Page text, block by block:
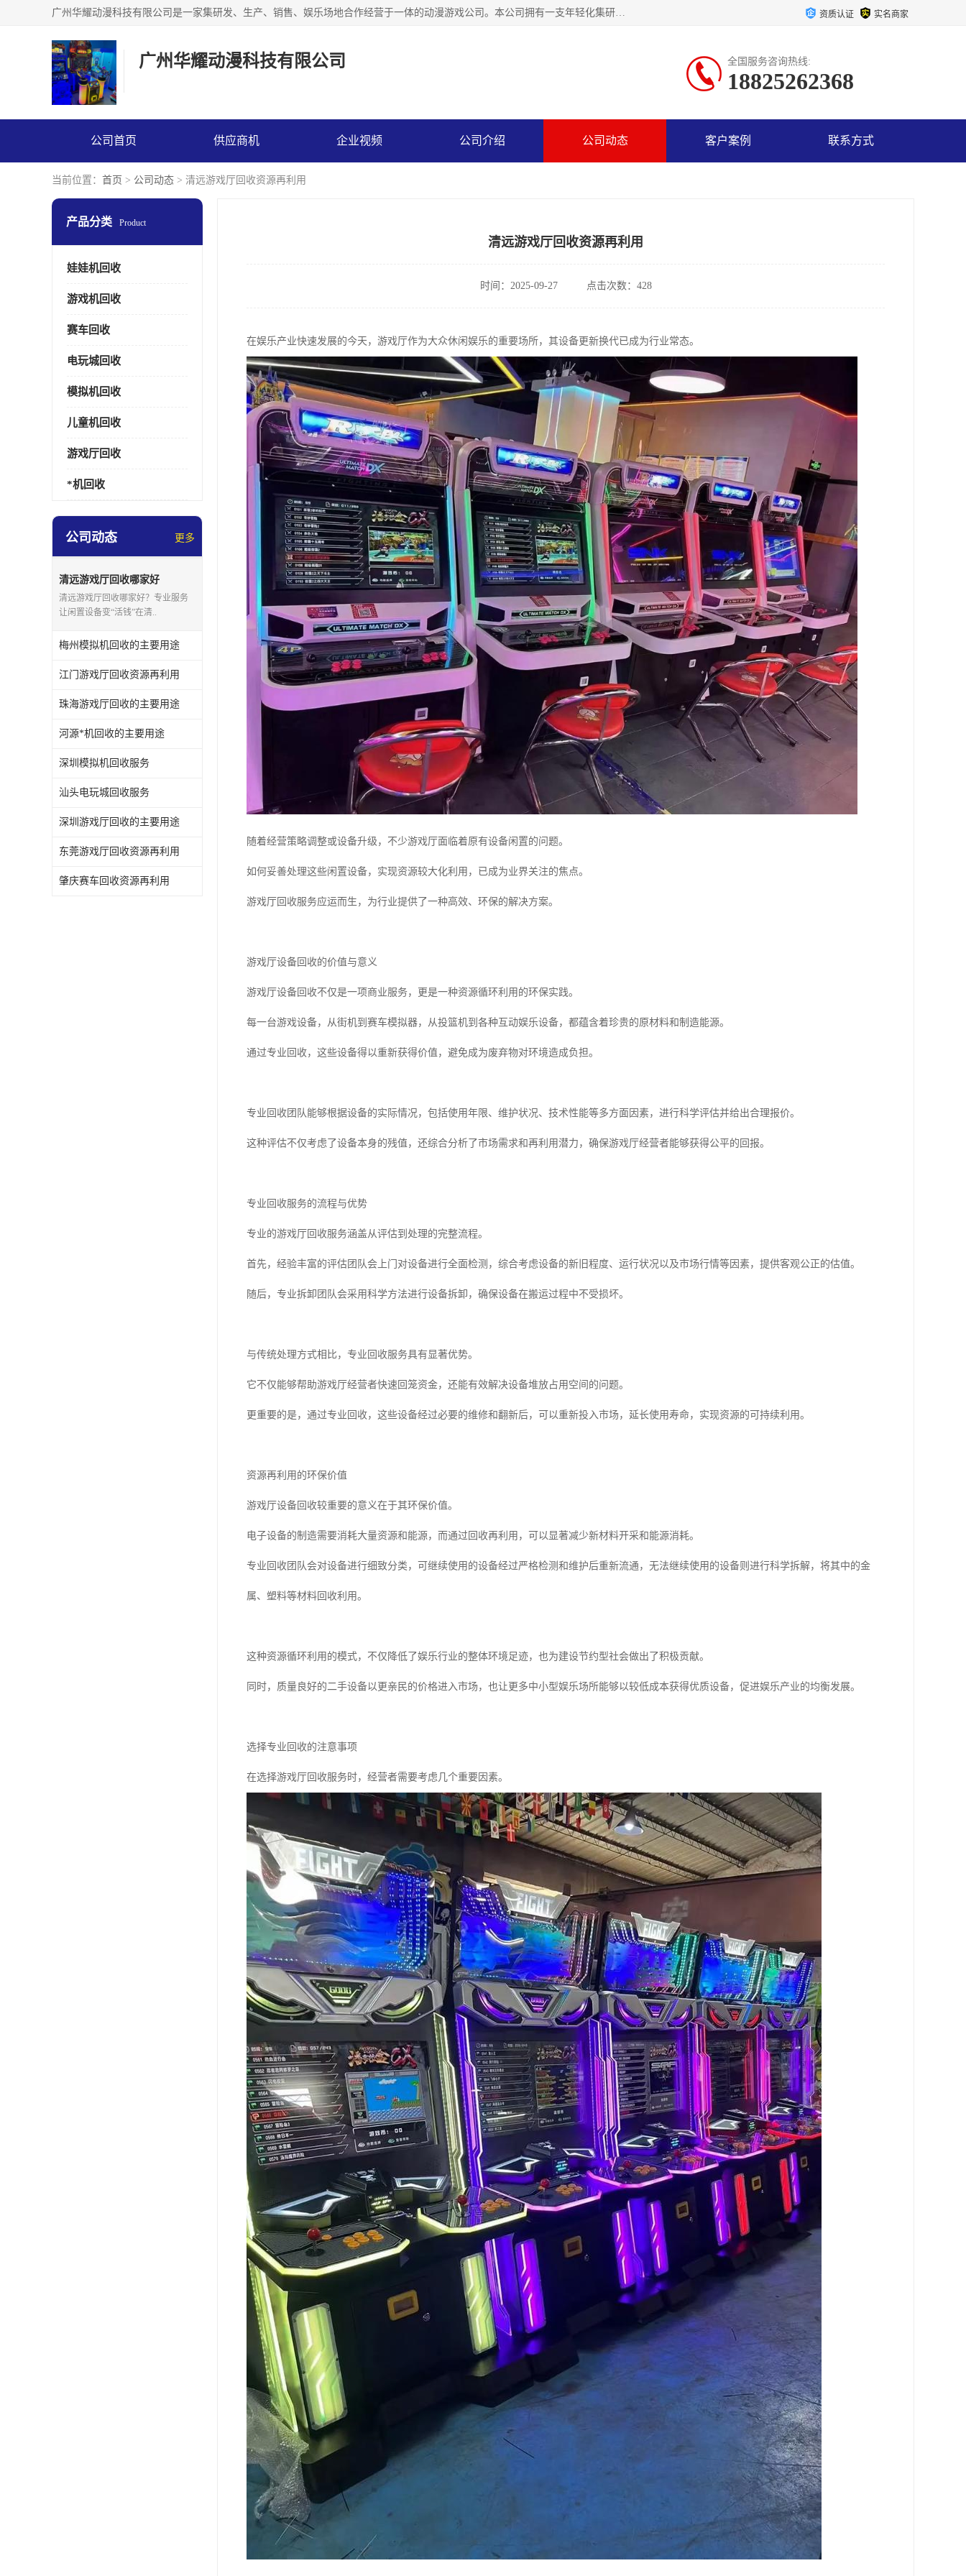
广州华耀动漫科技有限公司是一家集研发、生产、销售、娱乐场地合作经营于一体的动漫游戏公司。本公司拥有一支年轻化集研发生产到售后服务的队伍，及时地为客户提供、赚钱的产品。本公司以雄厚的实力、合理的价格、优良的服务与多家企业建立了长期的合作关系。热诚欢迎各界前来参观、考察、洽谈业务。目前公司经营的产品有：各种捕渔游戏机系列，大型模拟机系列、轮盘机系列、连线机系列、框体机系列、玛莉机系列等。 资质认证 实名商家
广州华耀动漫科技有限公司 全国服务咨询热线:
18825262368
公司首页 供应商机 企业视频 公司介绍 公司动态 客户案例 联系方式
当前位置： 首页 > 公司动态 > 清远游戏厅回收资源再利用
产品分类 Product
娃娃机回收
游戏机回收
赛车回收
电玩城回收
模拟机回收
儿童机回收
游戏厅回收
*机回收
公司动态 更多
清远游戏厅回收哪家好
清远游戏厅回收哪家好？专业服务
让闲置设备变“活钱”在清..
梅州模拟机回收的主要用途
江门游戏厅回收资源再利用
珠海游戏厅回收的主要用途
河源*机回收的主要用途
深圳模拟机回收服务
汕头电玩城回收服务
深圳游戏厅回收的主要用途
东莞游戏厅回收资源再利用
肇庆赛车回收资源再利用
清远游戏厅回收资源再利用
时间：2025-09-27 点击次数：428
在娱乐产业快速发展的今天，游戏厅作为大众休闲娱乐的重要场所，其设备更新换代已成为行业常态。
随着经营策略调整或设备升级，不少游戏厅面临着原有设备闲置的问题。
如何妥善处理这些闲置设备，实现资源较大化利用，已成为业界关注的焦点。
游戏厅回收服务应运而生，为行业提供了一种高效、环保的解决方案。
游戏厅设备回收的价值与意义
游戏厅设备回收不仅是一项商业服务，更是一种资源循环利用的环保实践。
每一台游戏设备，从街机到赛车模拟器，从投篮机到各种互动娱乐设备，都蕴含着珍贵的原材料和制造能源。
通过专业回收，这些设备得以重新获得价值，避免成为废弃物对环境造成负担。
专业回收团队能够根据设备的实际情况，包括使用年限、维护状况、技术性能等多方面因素，进行科学评估并给出合理报价。
这种评估不仅考虑了设备本身的残值，还综合分析了市场需求和再利用潜力，确保游戏厅经营者能够获得公平的回报。
专业回收服务的流程与优势
专业的游戏厅回收服务涵盖从评估到处理的完整流程。
首先，经验丰富的评估团队会上门对设备进行全面检测，综合考虑设备的新旧程度、运行状况以及市场行情等因素，提供客观公正的估值。
随后，专业拆卸团队会采用科学方法进行设备拆卸，确保设备在搬运过程中不受损坏。
与传统处理方式相比，专业回收服务具有显著优势。
它不仅能够帮助游戏厅经营者快速回笼资金，还能有效解决设备堆放占用空间的问题。
更重要的是，通过专业回收，这些设备经过必要的维修和翻新后，可以重新投入市场，延长使用寿命，实现资源的可持续利用。
资源再利用的环保价值
游戏厅设备回收较重要的意义在于其环保价值。
电子设备的制造需要消耗大量资源和能源，而通过回收再利用，可以显著减少新材料开采和能源消耗。
专业回收团队会对设备进行细致分类，可继续使用的设备经过严格检测和维护后重新流通，无法继续使用的设备则进行科学拆解，将其中的金
属、塑料等材料回收利用。
这种资源循环利用的模式，不仅降低了娱乐行业的整体环境足迹，也为建设节约型社会做出了积极贡献。
同时，质量良好的二手设备以更亲民的价格进入市场，也让更多中小型娱乐场所能够以较低成本获得优质设备，促进娱乐产业的均衡发展。
选择专业回收的注意事项
在选择游戏厅回收服务时，经营者需要考虑几个重要因素。